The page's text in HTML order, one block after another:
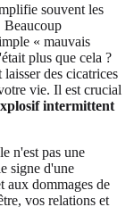
souvent les
Beaucoup
« mauvais
plus que cela ?
des cicatrices
vie. Il est crucial
intermittent
n'est pas une
signe d'une
aux dommages de
vos relations et